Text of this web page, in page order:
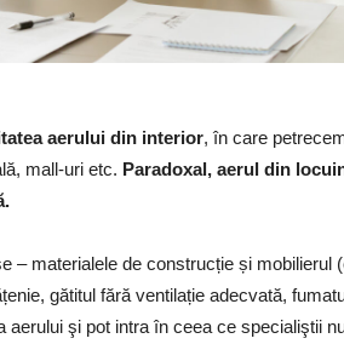
aerului din interior, în care
mall-uri etc. Paradoxal, aerul din
– materialele de construcție și mobilierul
gătitul fără ventilație adecvată,
aerului şi pot intra în ceea ce specialiştii